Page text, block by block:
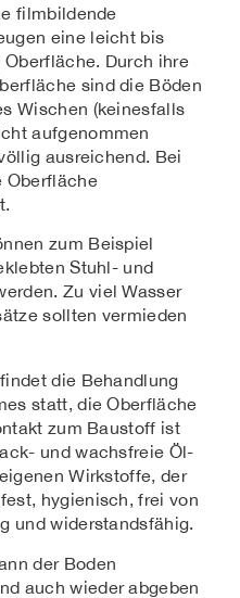
filmbildende
eine leicht bis
Durch ihre
sind die Böden
Wischen (keinesfalls
aufgenommen
ausreichend. Bei
Oberfläche
zum Beispiel
Stuhl- und
Zu viel Wasser
sollten vermieden
die Behandlung
statt, die Oberfläche
zum Baustoff ist
und wachsfreie Öl-
Wirkstoffe, der
hygienisch, frei von
und widerstandsfähig.
der Boden
auch wieder abgeben